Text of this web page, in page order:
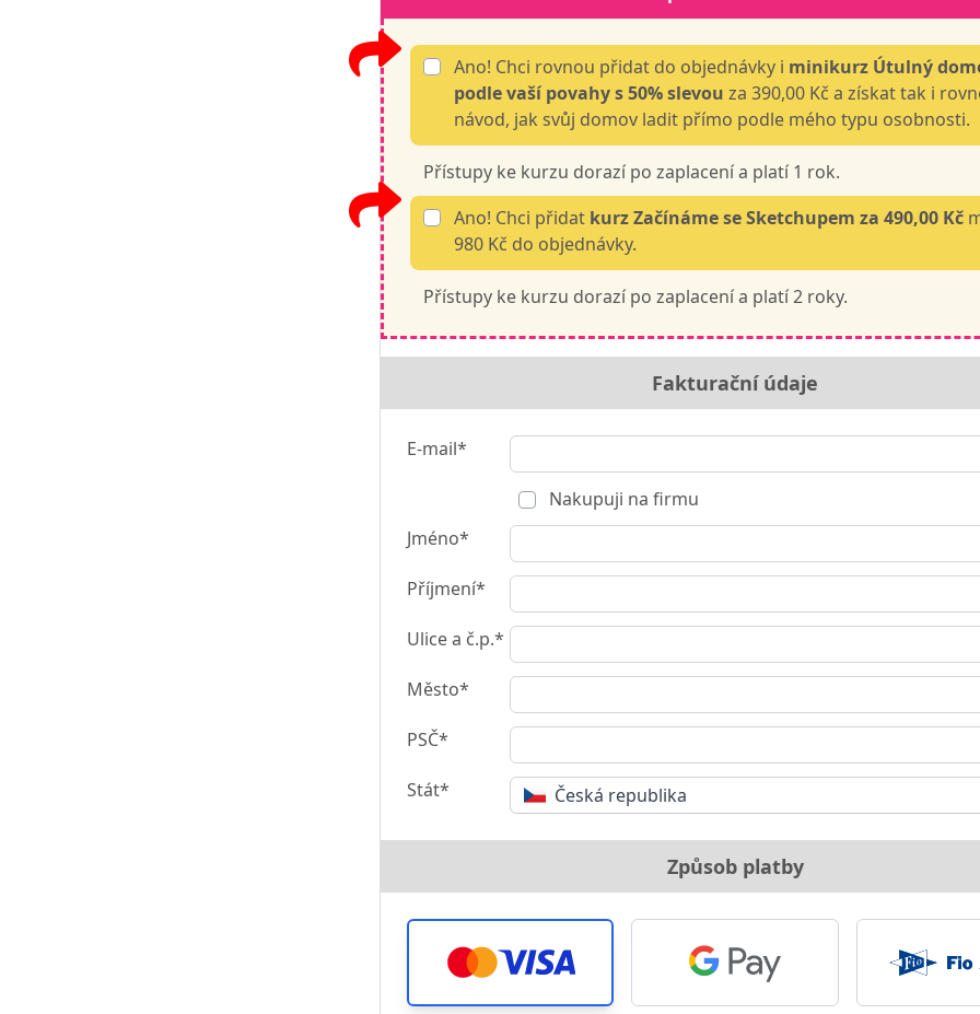
Ano! Chci rovnou přidat do objednávky i minikurz Útulný
podle vaší povahy s 50% slevou za 390,00 Kč a získat tak i
návod, jak svůj domov ladit přímo podle mého typu osobnosti.
Přístupy ke kurzu dorazí po zaplacení a platí 1 rok.
Ano! Chci přidat kurz Začínáme se Sketchupem za 490,00 Kč
980 Kč do objednávky.
Přístupy ke kurzu dorazí po zaplacení a platí 2 roky.
Fakturační údaje
E-mail*
Nakupuji na firmu
Jméno*
Příjmení*
Ulice a č.p.*
Město*
PSČ*
Stát* Česká republika
Způsob platby